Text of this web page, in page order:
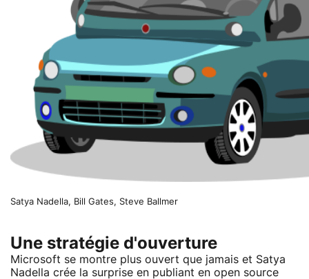
Satya Nadella, Bill Gates, Steve Ballmer
Une stratégie d'ouverture
Microsoft se montre plus ouvert que jamais et Satya
Nadella crée la surprise en publiant en open source